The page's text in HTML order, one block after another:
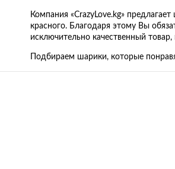
Компания «CrazyLove.kg»
красного. Благодаря этому Вы
исключительно качественный
Подбираем шарики, которые